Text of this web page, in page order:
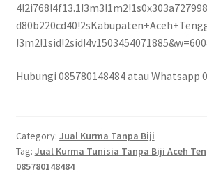
Hubungi 085780148484 atau Whatsapp
Category: Jual Kurma Tanpa Biji
Tag: Jual Kurma Tunisia Tanpa Biji Aceh
085780148484